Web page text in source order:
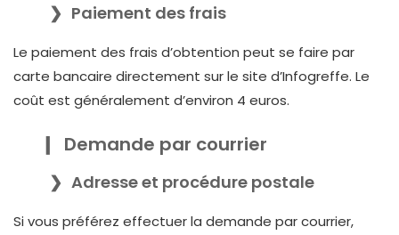
Paiement des frais
Le paiement des frais d’obtention peut se faire par
carte bancaire directement sur le site d’Infogreffe. Le
coût est généralement d’environ 4 euros.
Demande par courrier
Adresse et procédure postale
Si vous préférez effectuer la demande par courrier,